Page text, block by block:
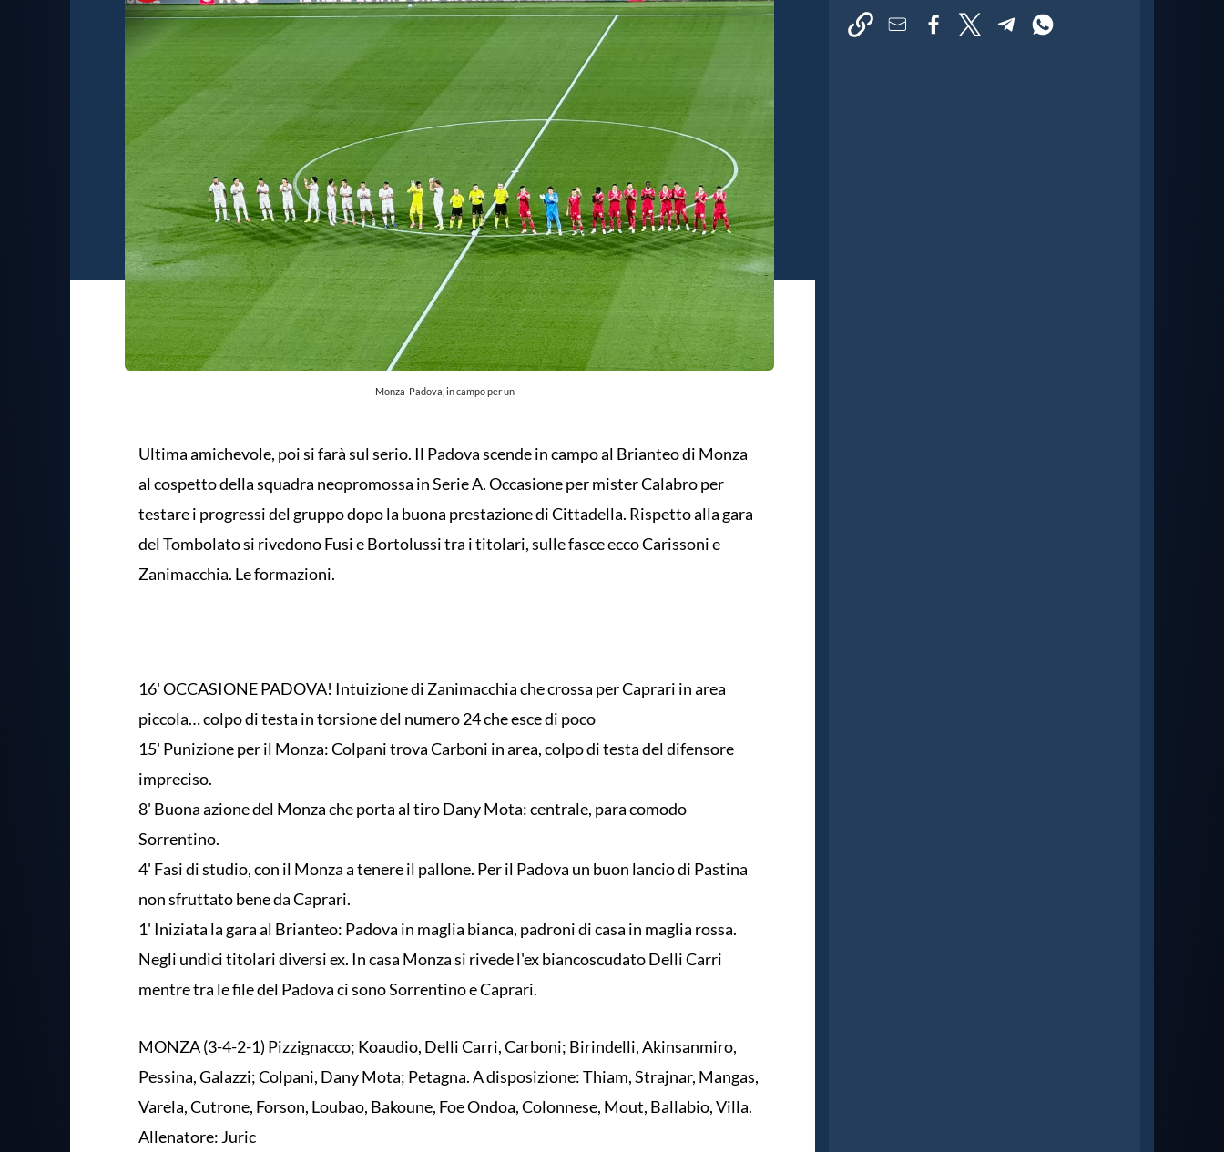
Monza-Padova, in campo per un
Ultima amichevole, poi si farà sul serio. Il Padova scende in campo al Brianteo di Monza
al cospetto della squadra neopromossa in Serie A. Occasione per mister Calabro per
testare i progressi del gruppo dopo la buona prestazione di Cittadella. Rispetto alla gara
del Tombolato si rivedono Fusi e Bortolussi tra i titolari, sulle fasce ecco Carissoni e
Zanimacchia. Le formazioni.
16' OCCASIONE PADOVA! Intuizione di Zanimacchia che crossa per Caprari in area
piccola… colpo di testa in torsione del numero 24 che esce di poco
15' Punizione per il Monza: Colpani trova Carboni in area, colpo di testa del difensore
impreciso.
8' Buona azione del Monza che porta al tiro Dany Mota: centrale, para comodo
Sorrentino.
4' Fasi di studio, con il Monza a tenere il pallone. Per il Padova un buon lancio di Pastina
non sfruttato bene da Caprari.
1' Iniziata la gara al Brianteo: Padova in maglia bianca, padroni di casa in maglia rossa.
Negli undici titolari diversi ex. In casa Monza si rivede l'ex biancoscudato Delli Carri
mentre tra le file del Padova ci sono Sorrentino e Caprari.
MONZA (3-4-2-1) Pizzignacco; Koaudio, Delli Carri, Carboni; Birindelli, Akinsanmiro,
Pessina, Galazzi; Colpani, Dany Mota; Petagna. A disposizione: Thiam, Strajnar, Mangas,
Varela, Cutrone, Forson, Loubao, Bakoune, Foe Ondoa, Colonnese, Mout, Ballabio, Villa.
Allenatore: Juric